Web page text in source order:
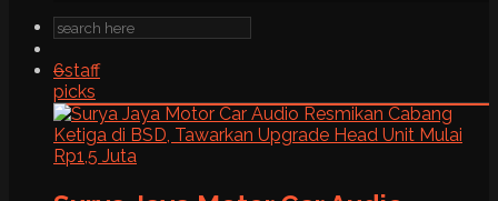
6staff
picks